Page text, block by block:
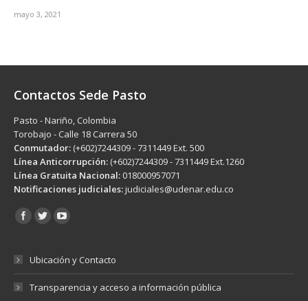
mayo 3, 2021
Contactos Sede Pasto
Pasto - Nariño, Colombia
Torobajo - Calle 18 Carrera 50
Conmutador: (+602)7244309 - 7311449 Ext. 500
Línea Anticorrupción: (+602)7244309 - 7311449 Ext.1260
Línea Gratuita Nacional: 018000957071
Notificaciones judiciales:judiciales@udenar.edu.co
Encuéntranos en:
Ubicación y Contacto
Transparencia y acceso a información pública